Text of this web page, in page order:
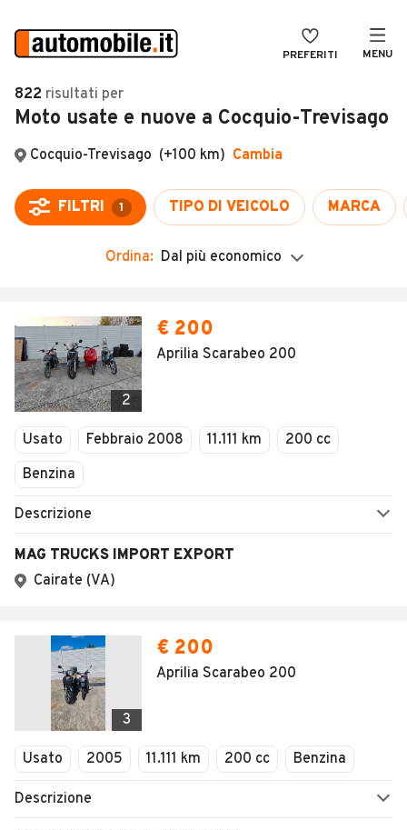
PREFERITI MENU
Auto
Auto usate
Auto Km 0
Auto Nuove
Noleggio a lungo termine
Moto
Camper
Veicoli Commerciali
Concessionari
VENDI
MAGAZINE
ACCEDI
822 risultati per
Moto usate e nuove a Cocquio-Trevisago
Ordina: Dal più economico
2
€ 200
Aprilia Scarabeo 200
Usato Febbraio 2008 11.111 km
200 cc
Benzina
Descrizione
MAG TRUCKS IMPORT EXPORT
Cairate (VA)
3
€ 200
Aprilia Scarabeo 200
Usato 2005 11.111 km 200 cc Benzina
Descrizione